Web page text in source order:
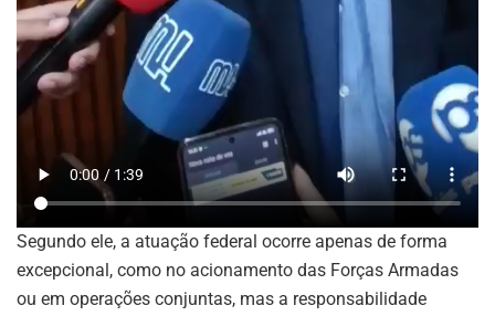
Segundo ele, a atuação federal ocorre apenas de forma
excepcional, como no acionamento das Forças Armadas
ou em operações conjuntas, mas a responsabilidade